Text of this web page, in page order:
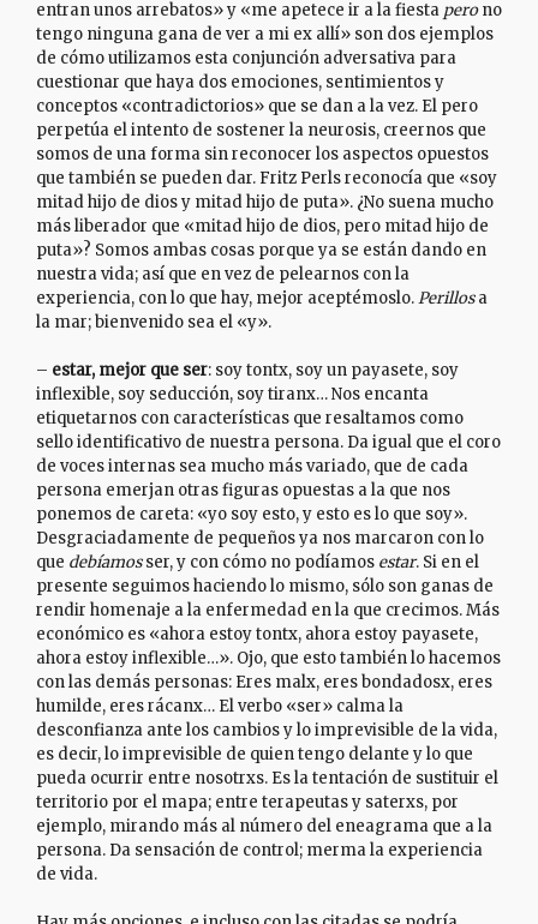
entran unos arrebatos» y «me apetece ir a la fiesta perono
tengo ninguna gana de ver a mi ex allí» son dos ejemplos
de cómo utilizamos esta conjunción adversativa para
cuestionar que haya dos emociones, sentimientos y
conceptos «contradictorios» que se dan a la vez. El pero
perpetúa el intento de sostener la neurosis, creernos que
somos de una forma sin reconocer los aspectos opuestos
que también se pueden dar. Fritz Perls reconocía que «soy
mitad hijo de dios y mitad hijo de puta». ¿No suena mucho
más liberador que «mitad hijo de dios, pero mitad hijo de
puta»? Somos ambas cosas porque ya se están dando en
nuestra vida; así que en vez de pelearnos con la
experiencia, con lo que hay, mejor aceptémoslo.Perillosa
la mar; bienvenido sea el «y».
– estar, mejor que ser: soy tontx, soy un payasete, soy
inflexible, soy seducción, soy tiranx… Nos encanta
etiquetarnos con características que resaltamos como
sello identificativo de nuestra persona. Da igual que el coro
de voces internas sea mucho más variado, que de cada
persona emerjan otras figuras opuestas a la que nos
ponemos de careta: «yo soy esto, y esto es lo que soy».
Desgraciadamente de pequeños ya nos marcaron con lo
que debíamosser, y con cómo no podíamos estar. Si en el
presente seguimos haciendo lo mismo, sólo son ganas de
rendir homenaje a la enfermedad en la que crecimos. Más
económico es «ahora estoy tontx, ahora estoy payasete,
ahora estoy inflexible…». Ojo, que esto también lo hacemos
con las demás personas: Eres malx, eres bondadosx, eres
humilde, eres rácanx… El verbo «ser» calma la
desconfianza ante los cambios y lo imprevisible de la vida,
es decir, lo imprevisible de quien tengo delante y lo que
pueda ocurrir entre nosotrxs. Es la tentación de sustituir el
territorio por el mapa; entre terapeutas y saterxs, por
ejemplo, mirando más al número del eneagrama que a la
persona. Da sensación de control; merma la experiencia
de vida.